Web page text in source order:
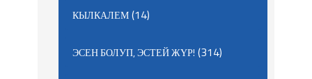
КЫЛКАЛЕМ(14)
ЭСЕН БОЛУП, ЭСТЕЙ ЖҮР! (314)